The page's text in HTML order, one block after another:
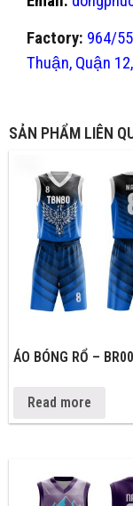
Factory: 964/
Thuận, Quận 12,
SẢN PHẨM LIÊN
ÁO BÓNG RỔ –
Read more